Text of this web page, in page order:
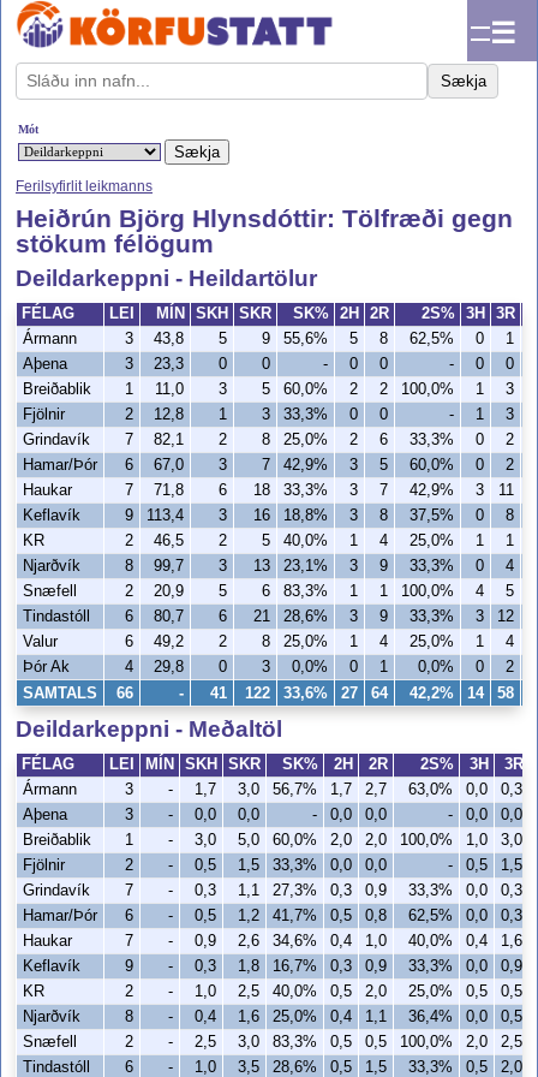
☰
Sækja
Mót
Ferilsyfirlit leikmanns
Heiðrún Björg Hlynsdóttir: Tölfræði gegn
stökum félögum
Deildarkeppni - Heildartölur
FÉLAG LEI MÍN SKH SKR SK% 2H 2R 2S% 3H
3R
Ármann
3 43,8 5 9 55,6% 5 8 62,5% 0
1
Aþena
3 23,3 0 0 - 0 0 - 0
0
Breiðablik
1 11,0 3 5 60,0% 2 2 100,0% 1 3
Fjölnir
2 12,8 1 3 33,3% 0 0 - 1 3
Grindavík
7 82,1 2 8 25,0% 2 6 33,3% 0
2
Hamar/Þór
6 67,0 3 7 42,9% 3 5 60,0% 0
2
Haukar
7 71,8 6 18 33,3% 3 7 42,9% 3 11
Keflavík
9 113,4 3 16 18,8% 3 8 37,5% 0
8
KR
2 46,5 2 5 40,0% 1 4 25,0% 1 1
Njarðvík
8 99,7 3 13 23,1% 3 9 33,3% 0
4
Snæfell
2 20,9 5 6 83,3% 1 1 100,0% 4 5
Tindastóll
6 80,7 6 21 28,6% 3 9 33,3% 3 12
Valur
6 49,2 2 8 25,0% 1 4 25,0% 1 4
Þór Ak
4 29,8 0 3 0,0% 0 1 0,0% 0 2
SAMTALS 66 - 41 122 33,6% 27 64 42,2% 14 58
Deildarkeppni - Meðaltöl
FÉLAG LEI MÍN SKH SKR SK% 2H 2R 2S% 3H
3R
Ármann
3 - 1,7 3,0 56,7% 1,7 2,7 63,0% 0,0
0,3
Aþena
3 - 0,0 0,0 - 0,0 0,0 - 0,0
0,0
Breiðablik
1 - 3,0 5,0 60,0% 2,0 2,0 100,0% 1,0
3,0
Fjölnir
2 - 0,5 1,5 33,3% 0,0 0,0 - 0,5
1,5
Grindavík
7 - 0,3 1,1 27,3% 0,3 0,9 33,3% 0,0
0,3
Hamar/Þór
6 - 0,5 1,2 41,7% 0,5 0,8 62,5% 0,0
0,3
Haukar
7 - 0,9 2,6 34,6% 0,4 1,0 40,0% 0,4
1,6
Keflavík
9 - 0,3 1,8 16,7% 0,3 0,9 33,3% 0,0
0,9
KR
2 - 1,0 2,5 40,0% 0,5 2,0 25,0% 0,5 0,5
Njarðvík
8 - 0,4 1,6 25,0% 0,4 1,1 36,4% 0,0
0,5
Snæfell
2 - 2,5 3,0 83,3% 0,5 0,5 100,0% 2,0
2,5
Tindastóll
6 - 1,0 3,5 28,6% 0,5 1,5 33,3% 0,5
2,0